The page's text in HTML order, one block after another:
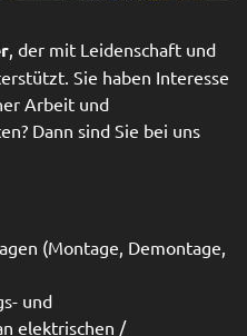
, der mit Leidenschaft und
Sie haben Interesse
Arbeit und
Dann sind Sie bei uns
(Montage, Demontage,
und
elektrischen /